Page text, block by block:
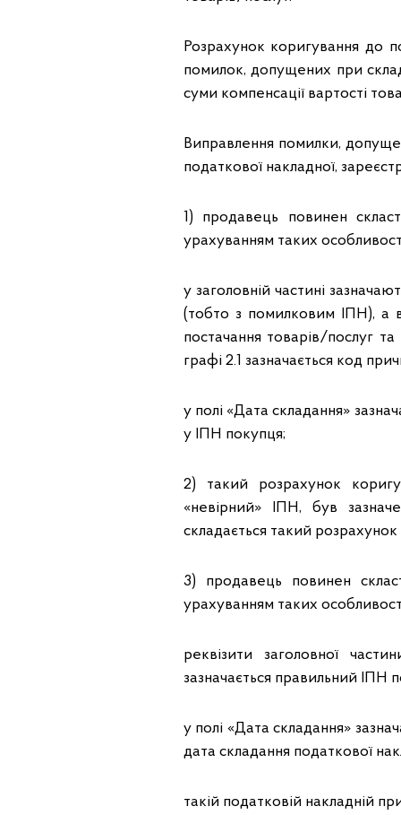
Розрахунок коригування до
помилок, допущених при
суми компенсації вартості
Виправлення помилки,
податкової накладної,
1) продавець повинен
урахуванням таких
у заголовній частині
(тобто з помилковим ІПН), а в
постачання товарів/послуг
графі 2.1 зазначається код
у полі «Дата складання»
у ІПН покупця;
2) такий розрахунок
«невірний» ІПН, був
складається такий
3) продавець повинен
урахуванням таких
реквізити заголовної
зазначається правильний ІПН
у полі «Дата складання»
дата складання податкової
такій податковій накладній